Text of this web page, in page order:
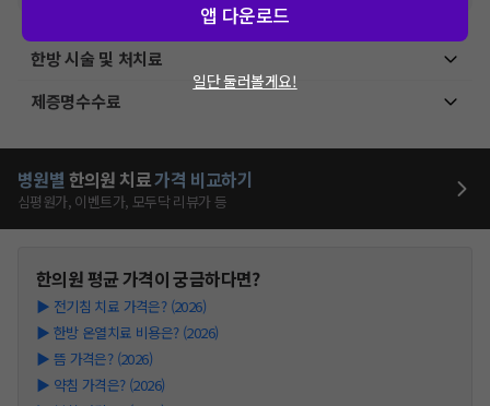
한방 시술 및 처치료
제증명수수료
병원별 한의원 치료가격 비교하기
심평원가, 이벤트가, 모두닥 리뷰가 등
한의원평균 가격이 궁금하다면?
▶ 전기침 치료 가격은? (2026)
▶ 한방 온열치료 비용은? (2026)
▶ 뜸 가격은? (2026)
▶ 약침 가격은? (2026)
앱 다운로드
일단 둘러볼게요!